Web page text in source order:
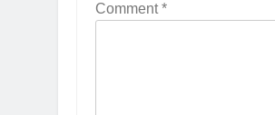
Comment*